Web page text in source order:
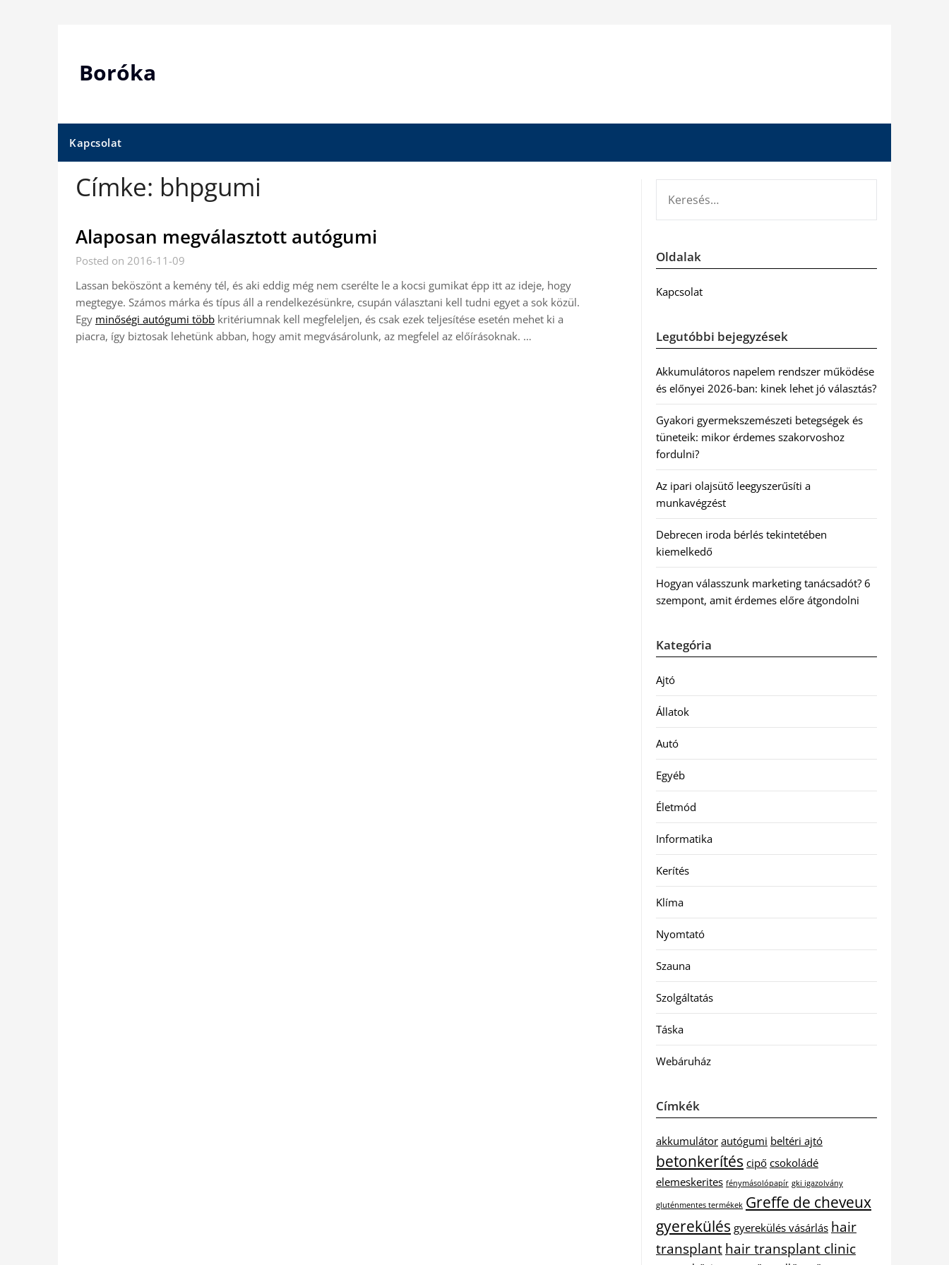
Boróka
Kapcsolat
Címke: bhpgumi
Alaposan megválasztott autógumi
Posted on 2016-11-09
Lassan beköszönt a kemény tél, és aki eddig még nem cserélte le a kocsi gumikat épp itt az ideje, hogy
megtegye. Számos márka és típus áll a rendelkezésünkre, csupán választani kell tudni egyet a sok közül.
Egy minőségi autógumi több kritériumnak kell megfeleljen, és csak ezek teljesítése esetén mehet ki a
piacra, így biztosak lehetünk abban, hogy amit megvásárolunk, az megfelel az előírásoknak. …
Oldalak
Kapcsolat
Legutóbbi bejegyzések
Akkumulátoros napelem rendszer működése
és előnyei 2026-ban: kinek lehet jó választás?
Gyakori gyermekszemészeti betegségek és
tüneteik: mikor érdemes szakorvoshoz
fordulni?
Az ipari olajsütő leegyszerűsíti a
munkavégzést
Debrecen iroda bérlés tekintetében
kiemelkedő
Hogyan válasszunk marketing tanácsadót? 6
szempont, amit érdemes előre átgondolni
Kategória
Ajtó
Állatok
Autó
Egyéb
Életmód
Informatika
Kerítés
Klíma
Nyomtató
Szauna
Szolgáltatás
Táska
Webáruház
Címkék
akkumulátor autógumi beltéri ajtó
betonkerítés cipő csokoládé
elemeskerites fénymásolópapír gki igazolvány
gluténmentes termékek Greffe de cheveux
gyerekülés gyerekülés vásárlás hair
transplant hair transplant clinic